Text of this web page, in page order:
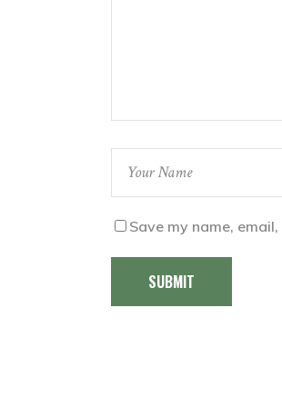
Save my name,
SUBMIT